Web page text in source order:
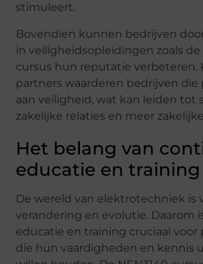
stimuleert.
Bovendien kunnen bedrijven
in veiligheidsopleidingen zoals de
cursus hun reputatie verbeteren.
partners waarderen bedrijven
aan veiligheid, wat kan leiden tot
zakelijke relaties en meer
Het belang van
educatie en training
De wereld van elektrotechniek is
verandering en evolutie. Daarom
educatie en training cruciaal voor
die hun vaardigheden en kennis